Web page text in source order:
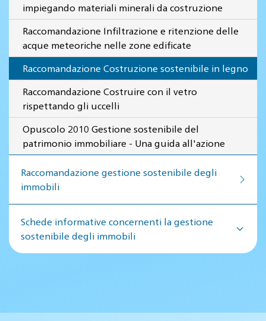
impiegando materiali minerali da costruzione
Raccomandazione Infiltrazione e ritenzione delle
acque meteoriche nelle zone edificate
Raccomandazione Costruzione sostenibile in legno
Raccomandazione Costruire con il vetro
rispettando gli uccelli
Opuscolo 2010 Gestione sostenibile del
patrimonio immobiliare - Una guida all'azione
Raccomandazione gestione so­ste­ni­bi­le de­gli
im­mo­bi­li
Schede informative concernenti la gestione
sostenibile degli immobili